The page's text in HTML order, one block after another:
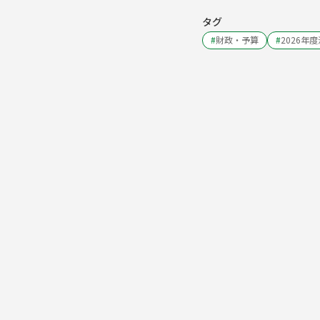
タグ
#財政・予算 #2026年度